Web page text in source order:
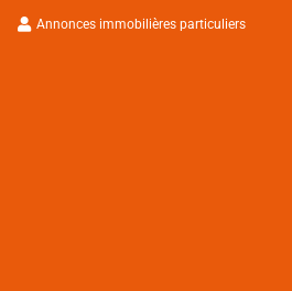
Aller
Annonces immobilières particuliers